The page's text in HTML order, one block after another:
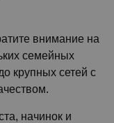
внимание на
семейных
крупных сетей с
начинок и